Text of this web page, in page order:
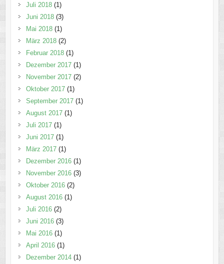
Juli 2018(1)
Juni 2018(3)
Mai 2018(1)
März 2018(2)
Februar 2018(1)
Dezember 2017(1)
November 2017(2)
Oktober 2017(1)
September 2017(1)
August 2017(1)
Juli 2017(1)
Juni 2017(1)
März 2017(1)
Dezember 2016(1)
November 2016(3)
Oktober 2016(2)
August 2016(1)
Juli 2016(2)
Juni 2016(3)
Mai 2016(1)
April 2016(1)
Dezember 2014(1)